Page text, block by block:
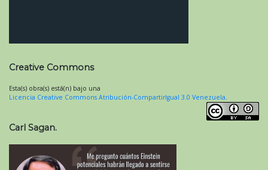
Creative Commons
Esta(s) obra(s) está(n) bajo una
Licencia Creative Commons Atribución-CompartirIgual 3.0 Venezuela.
Carl Sagan.